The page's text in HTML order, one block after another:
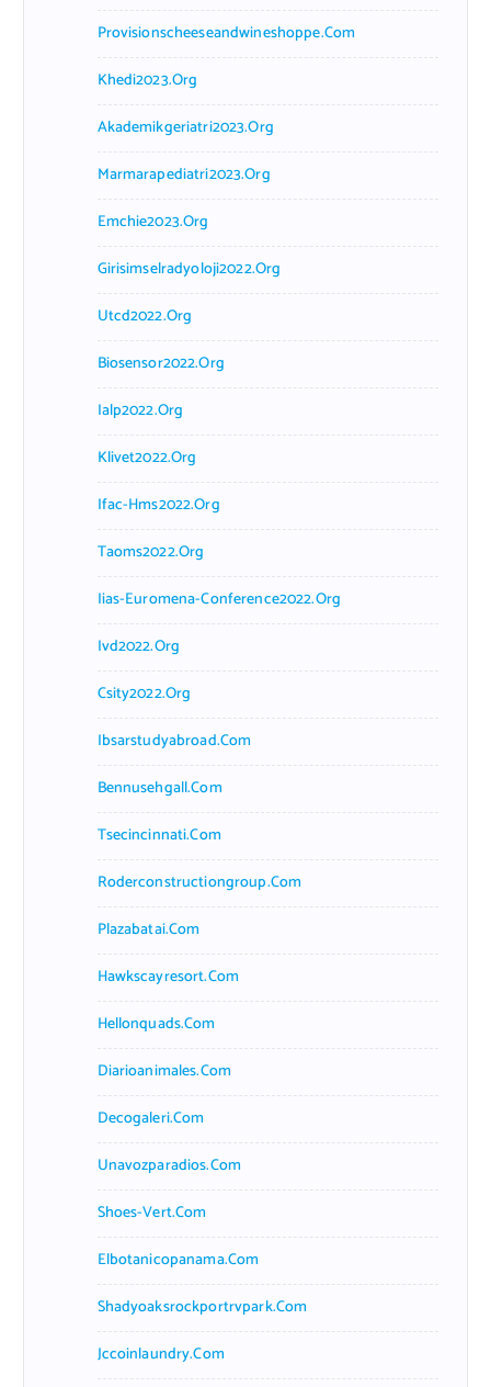
Provisionscheeseandwineshoppe.com
Khedi2023.org
Akademikgeriatri2023.org
Marmarapediatri2023.org
Emchie2023.org
Girisimselradyoloji2022.org
Utcd2022.org
Biosensor2022.org
Ialp2022.org
Klivet2022.org
Ifac-Hms2022.org
Taoms2022.org
Iias-Euromena-Conference2022.org
Ivd2022.org
Csity2022.org
Ibsarstudyabroad.com
Bennusehgall.com
Tsecincinnati.com
Roderconstructiongroup.com
Plazabatai.com
Hawkscayresort.com
Hellonquads.com
Diarioanimales.com
Decogaleri.com
Unavozparadios.com
Shoes-Vert.com
Elbotanicopanama.com
Shadyoaksrockportrvpark.com
Jccoinlaundry.com